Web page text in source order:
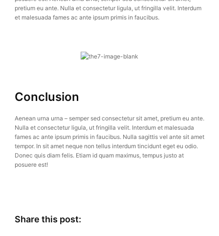
pretium eu ante. Nulla et consectetur ligula, ut fringilla velit. Interdum
et malesuada fames ac ante ipsum primis in faucibus.
Conclusion
Aenean urna urna – semper sed consectetur sit amet, pretium eu ante.
Nulla et consectetur ligula, ut fringilla velit. Interdum et malesuada
fames ac ante ipsum primis in faucibus. Nulla sagittis vel ante sit amet
tempor. In sit amet neque non tellus interdum tincidunt eget eu odio.
Donec quis diam felis. Etiam id quam maximus, tempus justo at
posuere est!
Share this post: